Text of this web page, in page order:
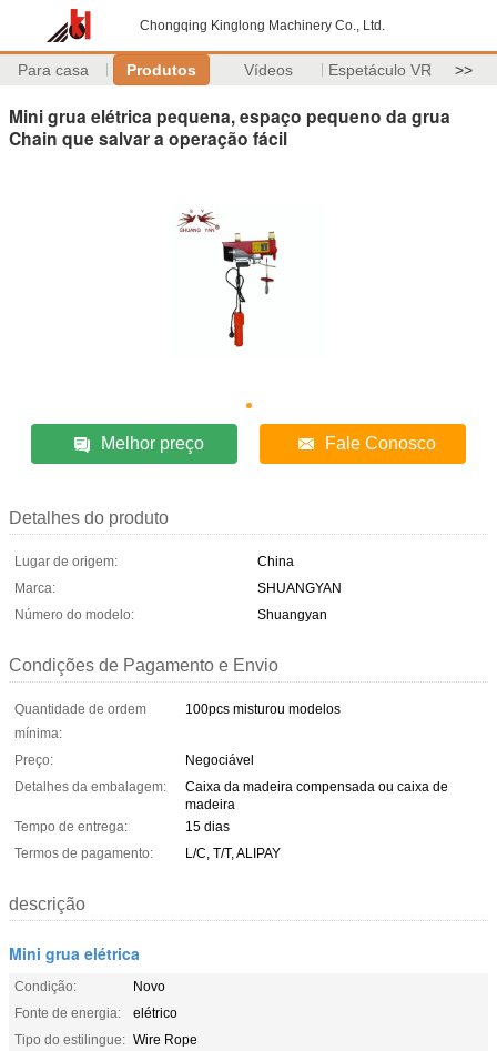
Chongqing Kinglong Machinery Co., Ltd.
Para casa Produtos Vídeos Espetáculo VR >>
Mini grua elétrica pequena, espaço pequeno da grua
Chain que salvar a operação fácil
Melhor preço Fale Conosco
Detalhes do produto
Lugar de origem:
China
Marca:
SHUANGYAN
Número do modelo:
Shuangyan
Condições de Pagamento e Envio
Quantidade de ordem
mínima:
100pcs misturou modelos
Preço:
Negociável
Detalhes da embalagem:
Caixa da madeira compensada ou caixa de
madeira
Tempo de entrega:
15 dias
Termos de pagamento:
L/C, T/T, ALIPAY
descrição
Mini grua elétrica
Condição:
Novo
Fonte de energia:
elétrico
Tipo do estilingue: Wire Rope